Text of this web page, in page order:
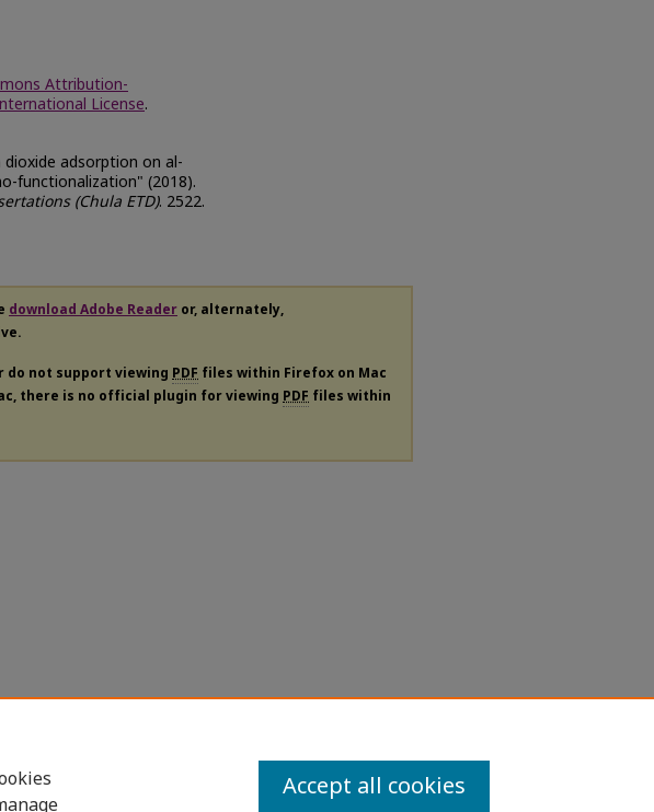
Attribution-
License.
adsorption on al-
functionalization" (2018).
(Chula ETD). 2522.
download Adobe Reader or, alternately,
do not support viewing PDF files within Firefox on Mac
there is no official plugin for viewing PDF files within
Accept all cookies